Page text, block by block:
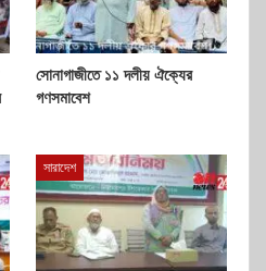
সোনাগাজীতে ১১ দলীয় ঐক্যের
গণসমাবেশ
সারাদেশ